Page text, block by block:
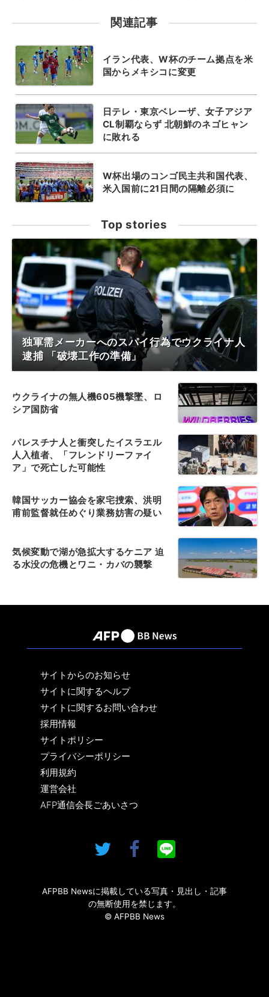
関連記事
イラン代表、W杯のチーム拠点を米
国からメキシコに変更
日テレ・東京ベレーザ、女子アジア
CL制覇ならず 北朝鮮のネゴヒャン
に敗れる
W杯出場のコンゴ民主共和国代表、
米入国前に21日間の隔離必須に
Top stories
独軍需メーカーへのスパイ行為でウクライナ人
逮捕 「破壊工作の準備」
ウクライナの無人機605機撃墜、ロ
シア国防省
パレスチナ人と衝突したイスラエル
人入植者、「フレンドリーファイ
ア」で死亡した可能性
韓国サッカー協会を家宅捜索、洪明
甫前監督就任めぐり業務妨害の疑い
気候変動で湖が急拡大するケニア 迫
る水没の危機とワニ・カバの襲撃
サイトからのお知らせ
サイトに関するヘルプ
サイトに関するお問い合わせ
採用情報
サイトポリシー
プライバシーポリシー
利用規約
運営会社
AFP通信会長ごあいさつ
AFPBB Newsに掲載している写真・見出し・記事
の無断使用を禁じます。
© AFPBB News